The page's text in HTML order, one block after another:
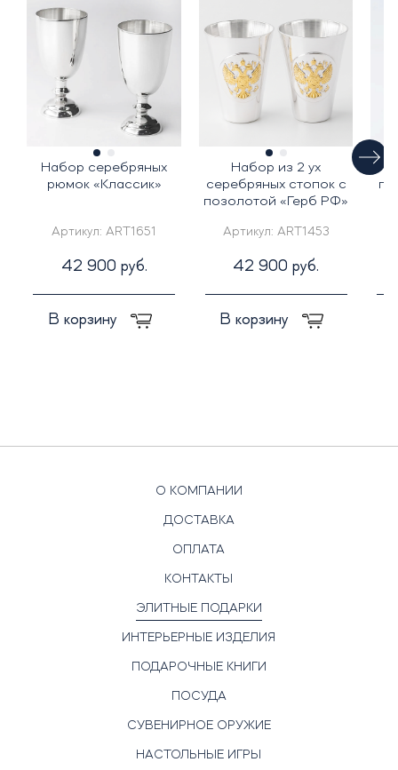
Набор серебряных
рюмок «Классик»
Артикул: ART1651
42 900 руб.
В корзину
Набор из 2 ух
серебряных стопок с
позолотой «Герб РФ»
Артикул: ART1453
42 900 руб.
В корзину
О КОМПАНИИ
ДОСТАВКА
ОПЛАТА
КОНТАКТЫ
ЭЛИТНЫЕ ПОДАРКИ
ИНТЕРЬЕРНЫЕ ИЗДЕЛИЯ
ПОДАРОЧНЫЕ КНИГИ
ПОСУДА
СУВЕНИРНОЕ ОРУЖИЕ
НАСТОЛЬНЫЕ ИГРЫ